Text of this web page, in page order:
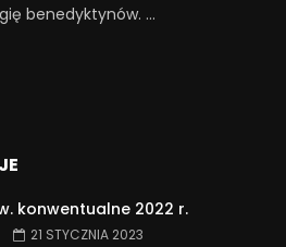
benedyktynów. …
konwentualne 2022 r.
21 STYCZNIA 2023